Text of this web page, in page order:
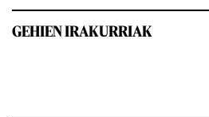
GEHIEN IRAKURRIAK